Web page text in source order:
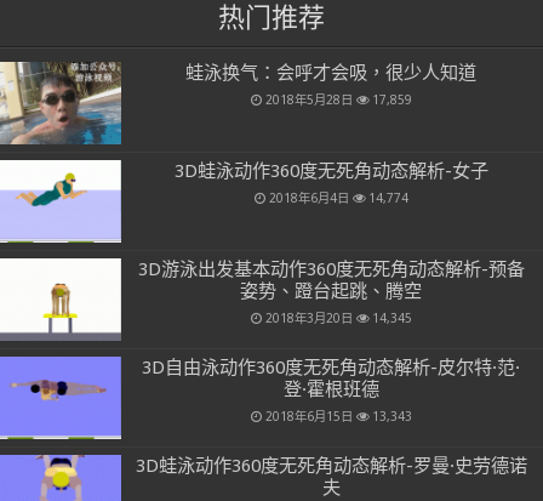
热门推荐
蛙泳换气：会呼才会吸，很少人知道
2018年5月28日 17,859
3D蛙泳动作360度无死角动态解析-女子
2018年6月4日 14,774
3D游泳出发基本动作360度无死角动态解析-预备
姿势、蹬台起跳、腾空
2018年3月20日 14,345
3D自由泳动作360度无死角动态解析-皮尔特·范·
登·霍根班德
2018年6月15日 13,343
3D蛙泳动作360度无死角动态解析-罗曼·史劳德诺
夫